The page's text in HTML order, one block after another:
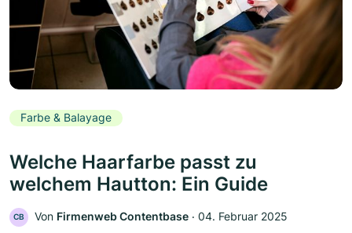
Farbe & Balayage
Welche Haarfarbe passt zu
welchem Hautton: Ein Guide
CB Von Firmenweb Contentbase ‧ 04. Februar 2025